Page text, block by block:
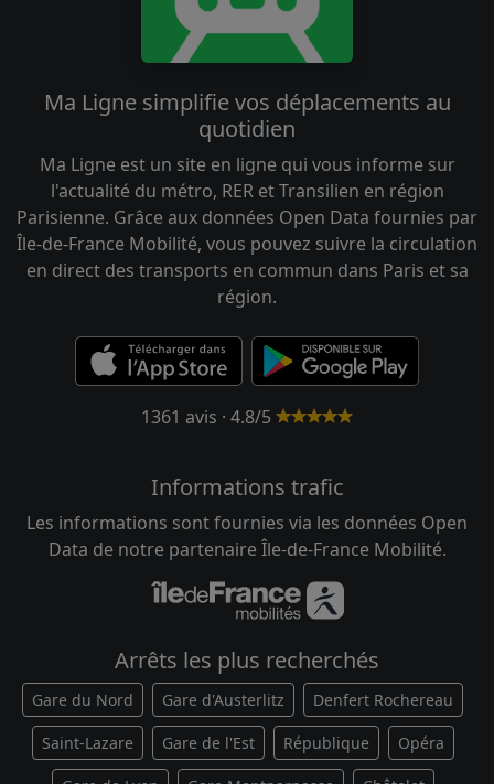
Ma Ligne simplifie vos déplacements au
quotidien
Ma Ligne est un site en ligne qui vous informe sur
l'actualité du métro, RER et Transilien en région
Parisienne. Grâce aux données Open Data fournies par
Île-de-France Mobilité, vous pouvez suivre la circulation
en direct des transports en commun dans Paris et sa
région.
1361 avis · 4.8/5
Informations trafic
Les informations sont fournies via les données Open
Data de notre partenaire Île-de-France Mobilité.
Arrêts les plus recherchés
Gare du Nord Gare d'Austerlitz Denfert Rochereau
Saint-Lazare Gare de l'Est République Opéra